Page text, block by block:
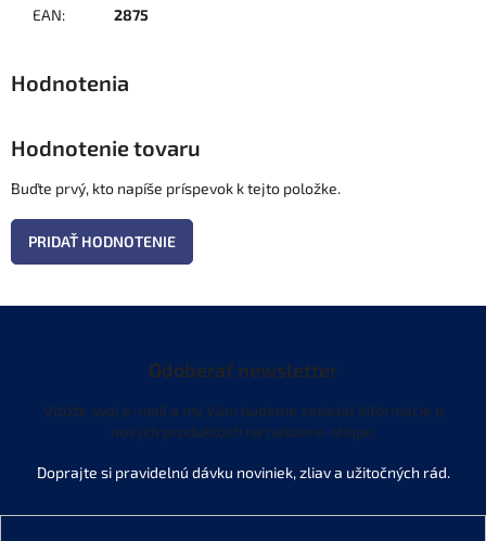
EAN: 2875
Hodnotenie tovaru
Buďte prvý, kto napíše príspevok k tejto položke.
PRIDAŤ HODNOTENIE
Odoberať newsletter
Vložte svoj e-mail a my Vám budeme zasielať informácie o
nových produktoch na našom e-shope.